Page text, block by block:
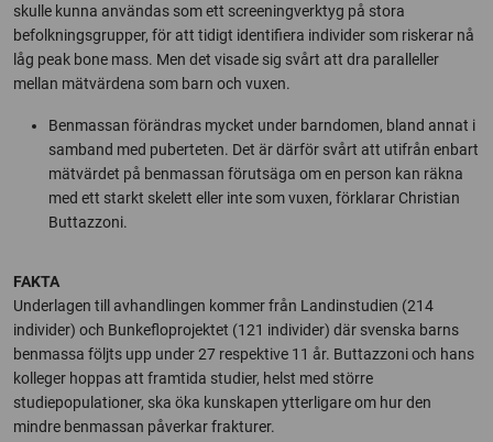
skulle kunna användas som ett screeningverktyg på stora
befolkningsgrupper, för att tidigt identifiera individer som riskerar nå
låg peak bone mass. Men det visade sig svårt att dra paralleller
mellan mätvärdena som barn och vuxen.
Benmassan förändras mycket under barndomen, bland annat i
samband med puberteten. Det är därför svårt att utifrån enbart
mätvärdet på benmassan förutsäga om en person kan räkna
med ett starkt skelett eller inte som vuxen, förklarar Christian
Buttazzoni.
FAKTA
Underlagen till avhandlingen kommer från Landinstudien (214
individer) och Bunkefloprojektet (121 individer) där svenska barns
benmassa följts upp under 27 respektive 11 år. Buttazzoni och hans
kolleger hoppas att framtida studier, helst med större
studiepopulationer, ska öka kunskapen ytterligare om hur den
mindre benmassan påverkar frakturer.